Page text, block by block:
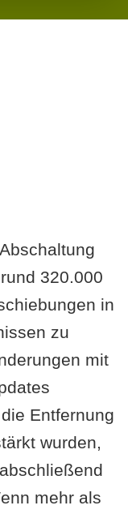
320.000
in
zu
mit
Entfernung
wurden,
mehr als